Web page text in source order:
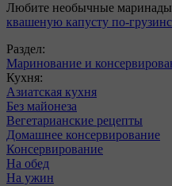
Любите необычные
квашеную капусту по-
Раздел:
Маринование и
Кухня:
Азиатская кухня
Без майонеза
Вегетарианские рецепты
Домашнее консервирование
Консервирование
На обед
На ужин